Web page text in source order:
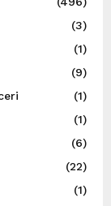
(3)
(1)
(9)
(1)
(1)
(6)
(22)
(1)